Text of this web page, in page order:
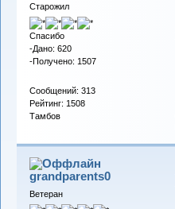
Старожил
Спасибо
-Дано: 620
-Получено: 1507
Сообщений: 313
Рейтинг: 1508
Тамбов
grandparents0
Ветеран